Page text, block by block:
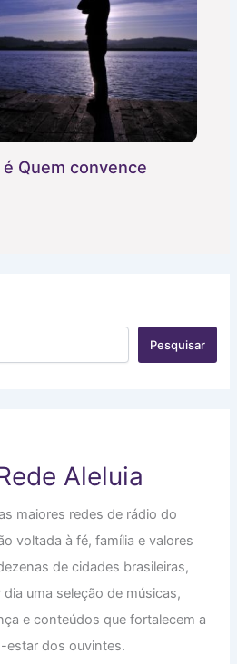
Quem convence
Pesquisar
Aleluia
maiores redes de rádio do
voltada à fé, família e valores
de cidades brasileiras,
uma seleção de músicas,
e conteúdos que fortalecem a
estar dos ouvintes.